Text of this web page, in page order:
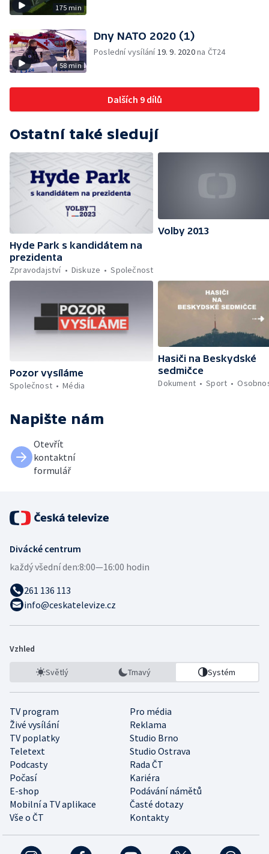
175 min
58 min
Dny NATO 2020 (1)
Poslední vysílání19. 9. 2020na ČT24
Dalších 9 dílů
Ostatní také sledují
Hyde Park s kandidátem na
prezidenta
Zpravodajství
Diskuze Společnost
Volby 2013
Pozor vysíláme
Společnost
Média
Hasiči na Beskydské
sedmičce
Dokument
Sport
Napište nám
Otevřít
kontaktní
formulář
Divácké centrum
každý všední den:8:00—16:00 hodin
261 136 113
info@ceskatelevize.cz
Vzhled
Světlý Tmavý Systém
TV program
Pro média
Živé vysílání
Reklama
TV poplatky
Studio Brno
Teletext
Studio Ostrava
Podcasty
Rada ČT
Počasí
Kariéra
E-shop
Podávání námětů
Mobilní a TV aplikace
Časté dotazy
Vše o ČT
Kontakty